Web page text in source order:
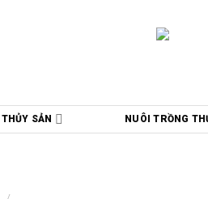
SẢN NUÔI TRỒNG